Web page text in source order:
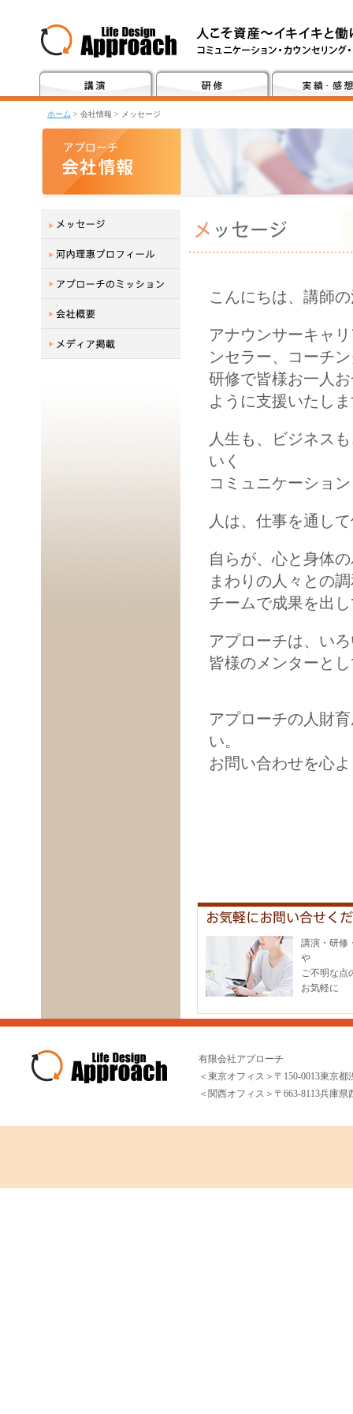
ホーム > 会社情報 > メッセージ
こんにちは、講師
アナウンサーキャ
ンセラー、コーチ
研修で皆様お一人
ように支援いたし
人生も、ビジネス
いく
コミュニケーショ
人は、仕事を通し
自らが、心と身体
まわりの人々との
チームで成果を出
アプローチは、い
皆様のメンターと
アプローチの人財
い。
お問い合わせを心
講演・研修
や
ご不明な点
お気軽に
有限会社アプローチ
＜東京オフィス＞〒150-0013東京都
＜関西オフィス＞〒663-8113兵庫県